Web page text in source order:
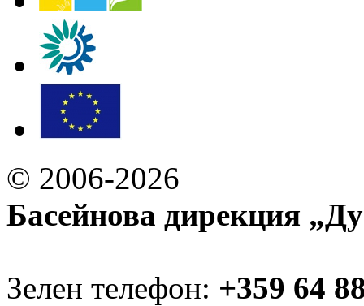
© 2006-2026
Басейнова дирекция
Зелен телефон: +359 64